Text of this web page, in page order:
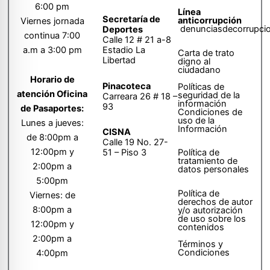
6:00 pm
Viernes jornada
continua 7:00
a.m a 3:00 pm
Horario de
atención Oficina
de Pasaportes:
Lunes a jueves:
de 8:00pm a
12:00pm y
2:00pm a
5:00pm
Viernes: de
8:00pm a
12:00pm y
2:00pm a
4:00pm
Secretaría de
Deportes
Calle 12 # 21 a-8
Estadio La
Libertad
Pinacoteca
Carreara 26 # 18 –
93
CISNA
Calle 19 No. 27-
51 – Piso 3
Línea
anticorrupción
Carta de trato
digno al
ciudadano
Políticas de
seguridad de la
información
Condiciones de
uso de la
Información
Política de
tratamiento de
datos personales
Política de
derechos de autor
y/o autorización
de uso sobre los
contenidos
Términos y
Condiciones